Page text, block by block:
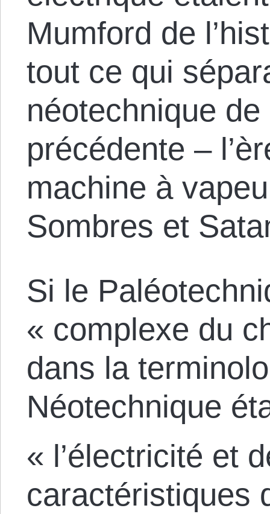
Mumford de
tout ce qui
néotechnique de
précédente –
machine à
Sombres et
Si le
« complexe du
dans la
Néotechnique
« l’électricité et
caractéristiques